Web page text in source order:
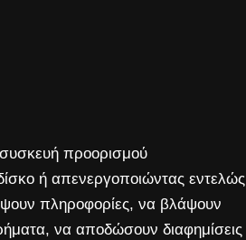
συσκευή προορισμού
ή απενεργοποιώντας εντελώς
πληροφορίες, να βλάψουν
να αποδώσουν διαφημίσεις